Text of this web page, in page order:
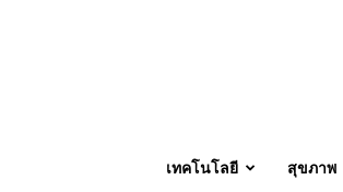
เทคโนโลยี สุขภาพ